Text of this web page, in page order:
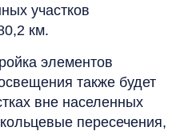
участков
км.
элементов
также будет
вне населенных
пересечения,